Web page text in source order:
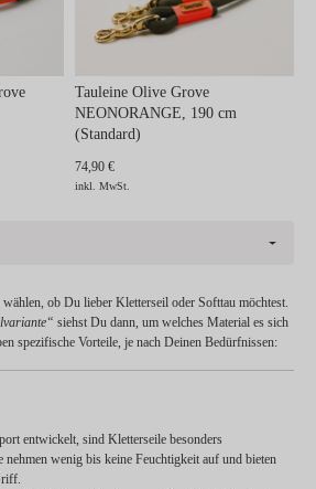
Tauleine Olive Grove
NEONORANGE, 190 cm
(Standard)
74,90 €
inkl. MwSt.
ob Du lieber Kletterseil oder Softtau möchtest.
siehst Du dann, um welches Material es sich
spezifische Vorteile, je nach Deinen Bedürfnissen:
entwickelt, sind Kletterseile besonders
nehmen wenig bis keine Feuchtigkeit auf und bieten